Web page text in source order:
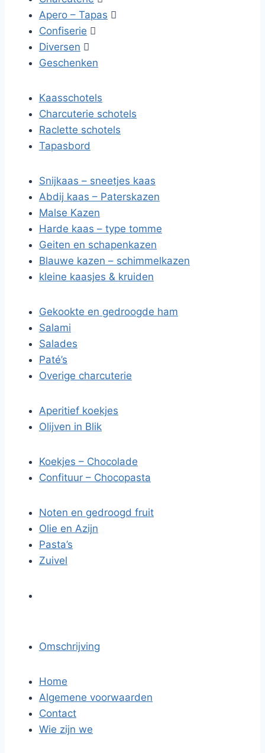
Apero – Tapas 
Confiserie 
Diversen 
Geschenken
Kaasschotels
Charcuterie schotels
Raclette schotels
Tapasbord
Snijkaas – sneetjes kaas
Abdij kaas – Paterskazen
Malse Kazen
Harde kaas – type tomme
Geiten en schapenkazen
Blauwe kazen – schimmelkazen
kleine kaasjes & kruiden
Gekookte en gedroogde ham
Salami
Salades
Paté’s
Overige charcuterie
Aperitief koekjes
Olijven in Blik
Koekjes – Chocolade
Confituur – Chocopasta
Noten en gedroogd fruit
Olie en Azijn
Pasta’s
Zuivel
Omschrijving
Home
Algemene voorwaarden
Contact
Wie zijn we